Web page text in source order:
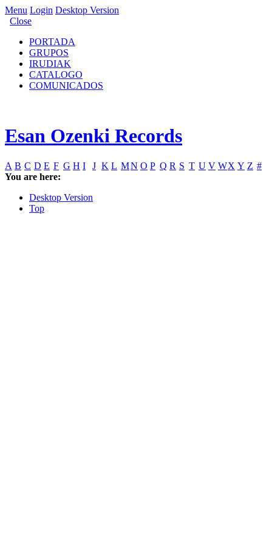
Menu Login Desktop Version
Close
PORTADA
GRUPOS
IRUDIAK
CATALOGO
COMUNICADOS
Esan Ozenki Records
A B C D E F G H I J K L MN O P Q R S T U V WX Y Z #
You are here:
Desktop Version
Top